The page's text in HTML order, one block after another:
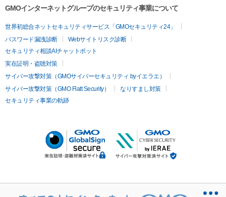
GMOインターネットグループのセキュリティ事業について
世界初総合ネットセキュリティサービス「GMOセキュリティ24」
パスワード漏洩診断
Webサイトリスク診断
セキュリティ相談AIチャットボット
実在証明・盗聴対策
サイバー攻撃対策（GMOサイバーセキュリティ byイエラエ）
サイバー攻撃対策（GMO Flatt Security）
なりすまし対策
セキュリティ事業の軌跡